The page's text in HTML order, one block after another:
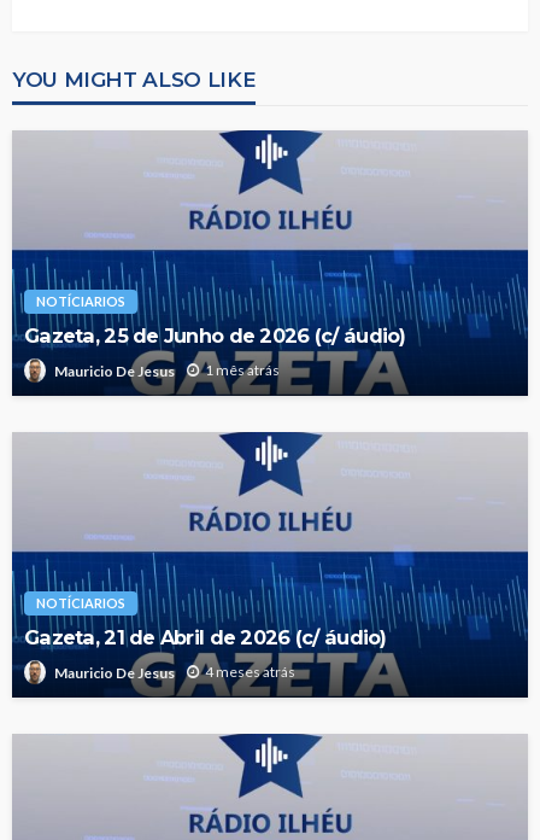
YOU MIGHT ALSO LIKE
NOTÍCIARIOS
Gazeta, 25 de Junho de 2026 (c/ áudio)
Mauricio De Jesus 1 mês atrás
NOTÍCIARIOS
Gazeta, 21 de Abril de 2026 (c/ áudio)
Mauricio De Jesus 4 meses atrás